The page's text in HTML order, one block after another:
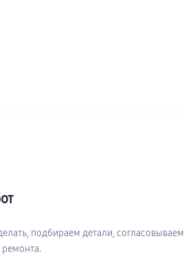
подбираем детали, согласовываем
ремонта.